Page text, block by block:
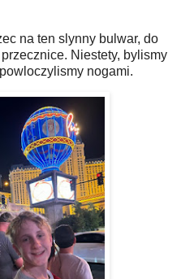
na ten slynny bulwar, do
Niestety, bylismy
nogami.